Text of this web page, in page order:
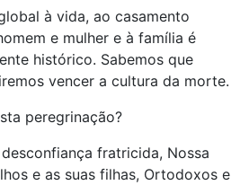
à vida, ao casamento
e mulher e à família é
histórico. Sabemos que
vencer a cultura da morte.
peregrinação?
fratricida, Nossa
e as suas filhas, Ortodoxos e